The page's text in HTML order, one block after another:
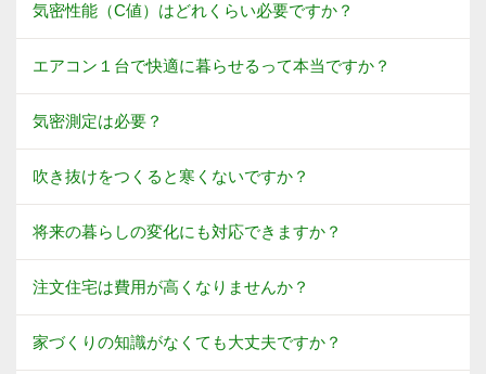
気密性能（C値）はどれくらい必要ですか？
エアコン１台で快適に暮らせるって本当ですか？
気密測定は必要？
吹き抜けをつくると寒くないですか？
将来の暮らしの変化にも対応できますか？
注文住宅は費用が高くなりませんか？
家づくりの知識がなくても大丈夫ですか？